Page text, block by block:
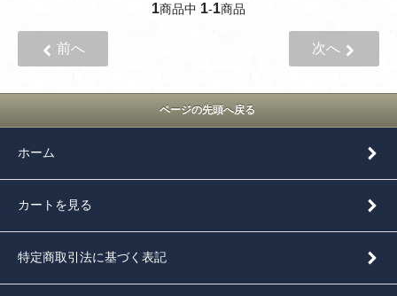
1商品中 1-1商品
前へ 次へ
ページの先頭へ戻る
ホーム
カートを見る
特定商取引法に基づく表記